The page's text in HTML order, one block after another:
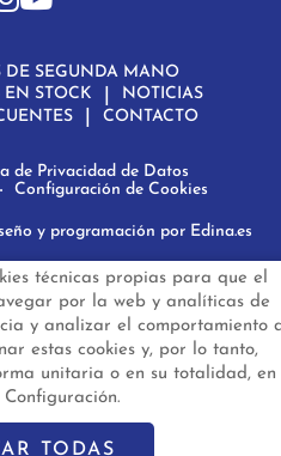
técnicas propias para que el
por la web y analíticas de
y analizar el comportamiento
estas cookies y, por lo tanto,
unitaria o en su totalidad, en
TODAS
DE SEGUNDA MANO
EN STOCK
NOTICIAS
CONTACTO
de Privacidad de Datos
Configuración de Cookies
y programación por Edina.es